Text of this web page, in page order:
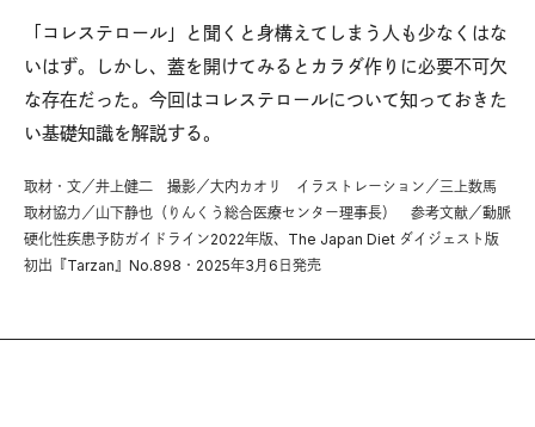
「コレステロール」と聞くと身構えてしまう人も少なくはな
いはず。しかし、蓋を開けてみるとカラダ作りに必要不可欠
な存在だった。今回はコレステロールについて知っておきた
い基礎知識を解説する。
取材・文／井上健二 撮影／大内カオリ イラストレーション／三上数馬
取材協力／山下静也（りんくう総合医療センター理事長） 参考文献／動脈
硬化性疾患予防ガイドライン2022年版、The Japan Diet ダイジェスト版
初出『Tarzan』No.898・2025年3月6日発売